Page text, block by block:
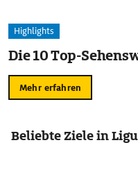
Highlights
Die 10 Top-
Mehr erfahren
Beliebte Ziele in